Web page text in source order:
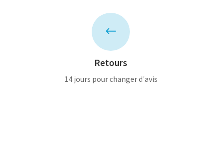
#
Retours
14 jours pour changer d'avis